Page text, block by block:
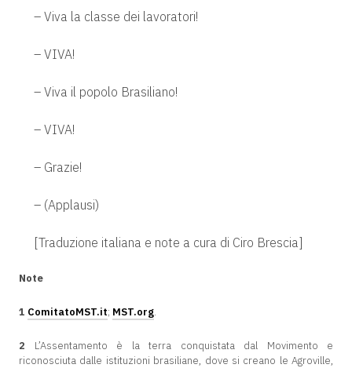
– Viva la classe dei lavoratori!
– VIVA!
– Viva il popolo Brasiliano!
– VIVA!
– Grazie!
– (Applausi)
[Traduzione italiana e note a cura di Ciro Brescia]
Note
1 ComitatoMST.it; MST.org.
2 L’Assentamento è la terra conquistata dal Movimento e
riconosciuta dalle istituzioni brasiliane, dove si creano le Agroville,